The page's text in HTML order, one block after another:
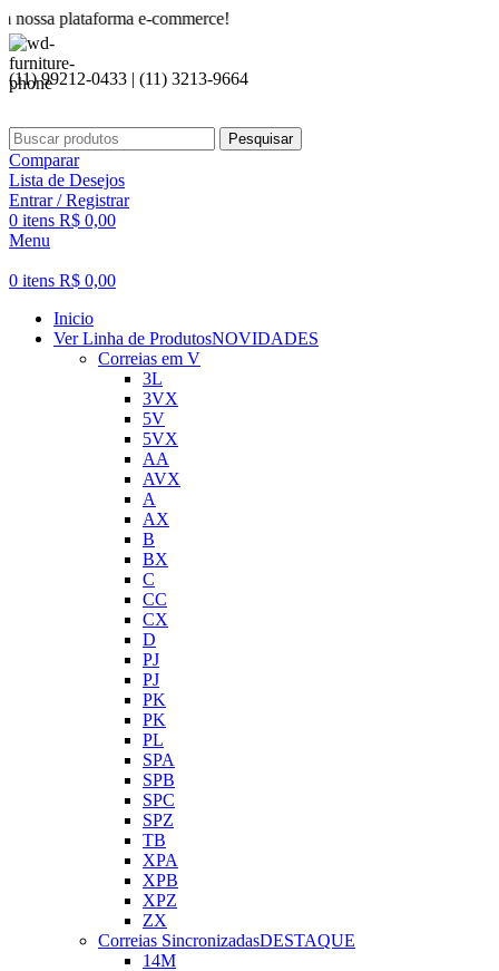
e-commerce!
(11) 99212-0433 | (11) 3213-9664
Pesquisar
Comparar
Lista de Desejos
Entrar / Registrar
0 itens R$ 0,00
Menu
0 itens R$ 0,00
Inicio
Ver Linha de ProdutosNOVIDADES
Correias em V
3L
3VX
5V
5VX
AA
AVX
A
AX
B
BX
C
CC
CX
D
PJ
PJ
PK
PK
PL
SPA
SPB
SPC
SPZ
TB
XPA
XPB
XPZ
ZX
Correias SincronizadasDESTAQUE
14M